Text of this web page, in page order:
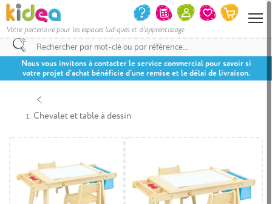
Votre partenaire pour les espaces ludiques et d'apprentissage
Nous vous invitons à contacter le service commercial pour savoir si
votre projet d’achat bénéficie d’une remise et le délai de livraison.
Chevalet et table à dessin